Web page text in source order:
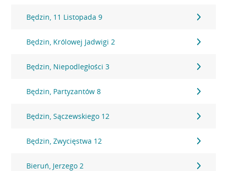
Będzin, 11 Listopada 9
Będzin, Królowej Jadwigi 2
Będzin, Niepodległości 3
Będzin, Partyzantów 8
Będzin, Sączewskiego 12
Będzin, Zwycięstwa 12
Bieruń, Jerzego 2